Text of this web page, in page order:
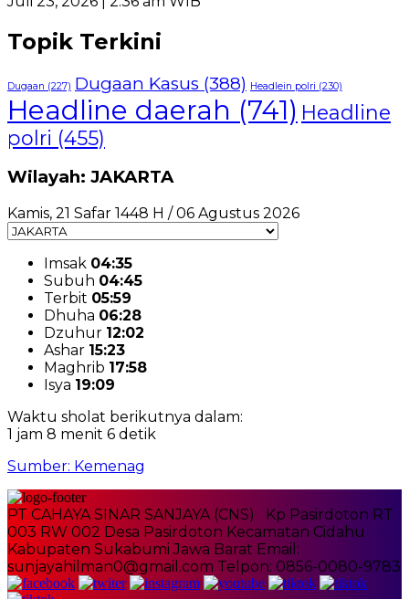
Topik Terkini
Dugaan (227) Dugaan Kasus (388) Headlein polri (230)
Headline daerah (741) Headline
polri (455)
Wilayah: JAKARTA
Kamis, 21 Safar 1448 H / 06 Agustus 2026
Imsak 04:35
Subuh 04:45
Terbit 05:59
Dhuha 06:28
Dzuhur 12:02
Ashar 15:23
Maghrib 17:58
Isya 19:09
Waktu sholat berikutnya dalam:
1 jam 8 menit 6 detik
Sumber: Kemenag
PT CAHAYA SINAR SANJAYA (CNS) Kp Pasirdoton RT
003 RW 002 Desa Pasirdoton Kecamatan Cidahu
Kabupaten Sukabumi Jawa Barat Email:
sunjayahilman0@gmail.com Telpon: 0856-0080-9783